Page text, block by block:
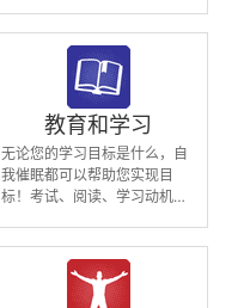
教育和学习
无论您的学习目标是什么，自
我催眠都可以帮助您实现目
标！考试、阅读、学习动机、